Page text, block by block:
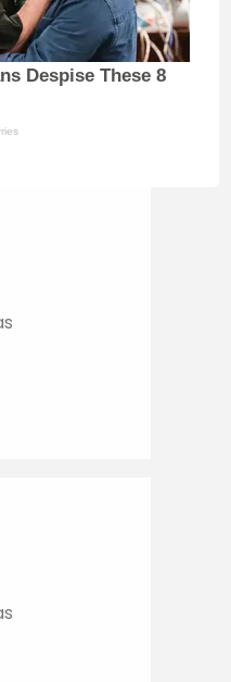
Despise These 8